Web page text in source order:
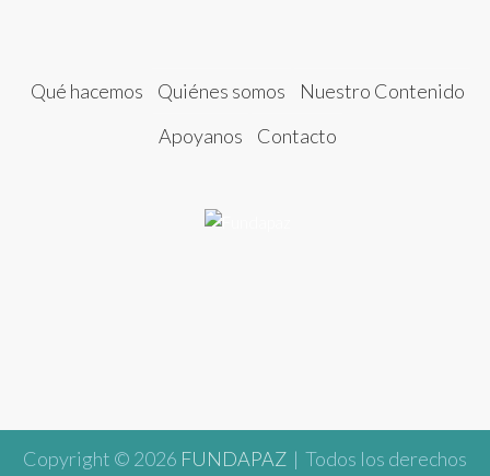
Qué hacemos Quiénes somos
Nuestro Contenido
Apoyanos
Contacto
Copyright © 2026 FUNDAPAZ | Todos los derechos